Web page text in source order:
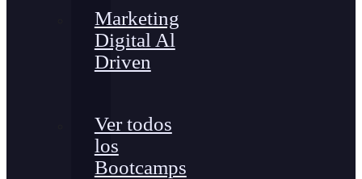
Marketing
Digital Al
Driven
Ver todos
los
Bootcamps